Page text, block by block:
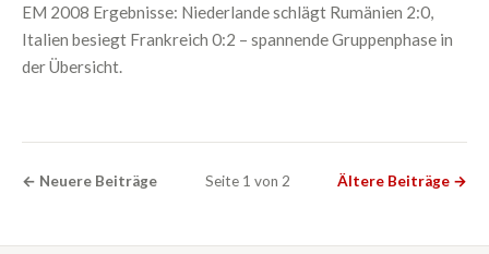
EM 2008 Ergebnisse: Niederlande schlägt Rumänien 2:0,
Italien besiegt Frankreich 0:2 – spannende Gruppenphase in
der Übersicht.
← Neuere Beiträge Seite 1 von 2 Ältere Beiträge →